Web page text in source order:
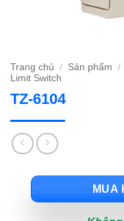
Trang chủ / Sản phẩm /
Limit Switch
TZ-6104
MUA